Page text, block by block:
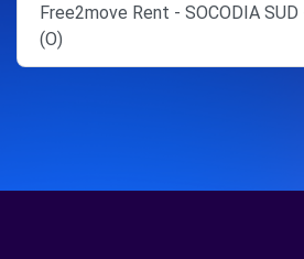
Free2move Rent - SOCODIA SUD
(O)